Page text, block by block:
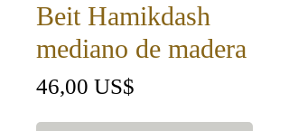
Beit Hamikdash
mediano de madera
46,00 US$